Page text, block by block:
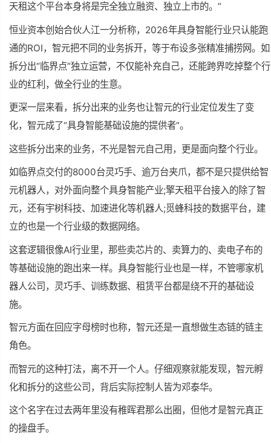
天租这个平台本身将是完全独立融资、独立上市的。”
恒业资本创始合伙人江一分析称，2026年具身智能行业只认能跑
通的ROI，智元把不同的业务拆开，等于布设多张精准捕捞网。如
拆分出“临界点”独立运营，不仅能补充自己，还能跨界吃掉整个行
业的红利，做全行业的生意。
更深一层来看，拆分出来的业务也让智元的行业定位发生了变
化，智元成了“具身智能基础设施的提供者”。
这些拆分出来的业务，不光是智元自己用，更是面向整个行业。
如临界点交付的8000台灵巧手、逾万台夹爪，都不是只提供给智
元机器人，对外面向整个具身智能产业;擎天租平台接入的除了智
元，还有宇树科技、加速进化等机器人;觅蜂科技的数据平台，建
立的也是一个行业级的数据网络。
这套逻辑很像AI行业里，那些卖芯片的、卖算力的、卖电子布的
等基础设施的跑出来一样。具身智能行业也是一样，不管哪家机
器人公司，灵巧手、训练数据、租赁平台都是绕不开的基础设
施。
智元方面在回应字母榜时也称，智元还是一直想做生态链的链主
角色。
而智元的这种打法，离不开一个人。仔细观察就能发现，智元孵
化和拆分的这些公司，背后实际控制人皆为邓泰华。
这个名字在过去两年里没有稚晖君那么出圈，但他才是智元真正
的操盘手。